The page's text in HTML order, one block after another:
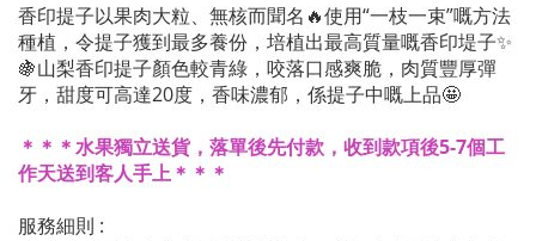
香印提子以果肉大粒、無核而聞名🔥使用“一枝一束”嘅方法
種植，令提子獲到最多養份，培植出最高質量嘅香印堤子✨
🍇山梨香印提子顏色較青綠，咬落口感爽脆，肉質豐厚彈
牙，甜度可高達20度，香味濃郁，係提子中嘅上品🤩
＊＊＊水果獨立送貨，落單後先付款，收到款項後5-7個工
作天送到客人手上＊＊＊
服務細則 :